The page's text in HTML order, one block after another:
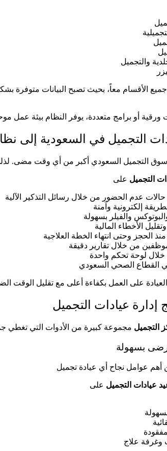
والتجميل
الأقسام معاً، بحيث تصبح البيانات متوفرة
التجميل في السعودية إلى
التجميل
إدارة عيادات التجميل
التجميل
بسهولة
عيادات التجميل